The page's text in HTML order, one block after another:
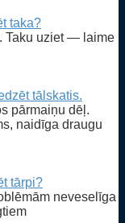
taka?
Taku uziet — laime
tālskatis.
pārmaiņu dēļ.
naidīga draugu
tārpi?
neveselīga